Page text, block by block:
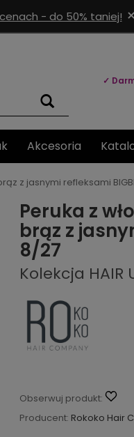
- do 50% taniej! ×
✓
Akcesoria
z jasnymi refleksami
Peruka z
brąz z
8/27
Kolekcja HAIR
Obserwuj produkt:
Producent: Rokoko Hair